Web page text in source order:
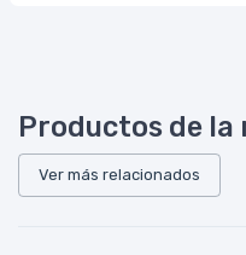
Productos de
Ver más relacionados